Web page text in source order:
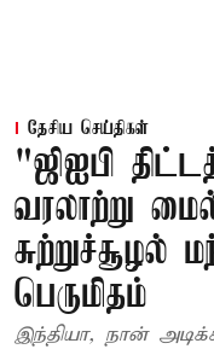
தேசிய செய்திகள்
"ஜிஐபி
வரலாற்று
சுற்றுச்சூழல்
பெருமிதம்
இந்தியா, நான்